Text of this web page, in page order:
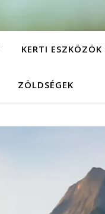
KERTI ESZKÖZÖK
ZÖLDSÉGEK